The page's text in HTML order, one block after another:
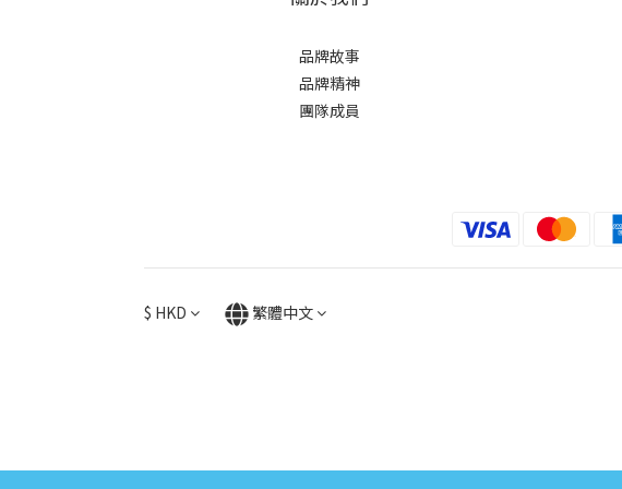
品牌故事
品牌精神
團隊成員
$ HKD 繁體中文